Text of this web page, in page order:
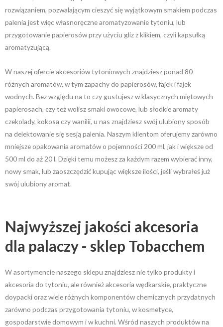
rozwiązaniem, pozwalającym cieszyć się wyjątkowym smakiem podczas
palenia jest więc własnoręczne aromatyzowanie tytoniu, lub
przygotowanie papierosów przy użyciu gliz z klikiem, czyli kapsułką
aromatyzującą.
W naszej ofercie akcesoriów tytoniowych znajdziesz ponad 80
różnych aromatów, w tym zapachy do papierosów, fajek i fajek
wodnych. Bez względu na to czy gustujesz w klasycznych miętowych
papierosach, czy też wolisz smaki owocowe, lub słodkie aromaty
czekolady, kokosa czy wanilii, u nas znajdziesz swój ulubiony sposób
na delektowanie się sesją palenia. Naszym klientom oferujemy zarówno
mniejsze opakowania aromatów o pojemności 200 ml, jak i większe od
500 ml do aż 20 l. Dzięki temu możesz za każdym razem wybierać inny,
nowy smak, lub zaoszczędzić kupując większe ilości, jeśli wybrałeś już
swój ulubiony aromat.
Najwyższej jakości akcesoria
dla palaczy - sklep Tobacchem
W asortymencie naszego sklepu znajdziesz nie tylko produkty i
akcesoria do tytoniu, ale również akcesoria wędkarskie, praktyczne
doypacki oraz wiele różnych komponentów chemicznych przydatnych
zarówno podczas przygotowania tytoniu, w kosmetyce,
gospodarstwie domowym i w kuchni. Wśród naszych produktów na